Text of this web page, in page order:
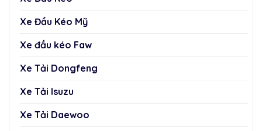
Xe Đầu Kéo Mỹ
Xe đầu kéo Faw
Xe Tải Dongfeng
Xe Tải Isuzu
Xe Tải Daewoo